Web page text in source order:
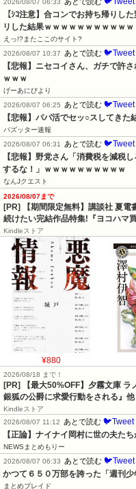
【ｼｺ注意】合コンでお持ち帰りし
リした結果ｗｗｗｗｗｗｗｗｗｗｗ
えっ!?またここのサイト?
2026/08/07 10:37
あとで読む 🐦Tweet
【悲報】ニセコイさん、ガチで許
ｗｗｗ
げーあにびより
2026/08/07 06:25
あとで読む 🐦Tweet
【悲報】パパ活でセッ○スしてき
バズッター速報
2026/08/07 06:31
あとで読む 🐦Tweet
【悲報】野党さん「消費税を減税
するな！」ｗｗｗｗｗｗｗｗｗｗ
なんJクエスト
2026/08/07まで
[PR] 【期間限定無料】講談社 夏電
続けたい完結作品特集!『ヨコハマ
Kindleストア
¥880
2026/08/18 まで！
[PR] 【最大50%OFF】夕霧文庫 ラ
銀狐の公爵に求愛行動をされる』他
Kindleストア
2026/08/07 11:12
あとで読む 🐦Tweet
【正論】ナイナイ岡村に世の夫た
NEWSまとめもりー
2026/08/07 06:33
あとで読む 🐦Tweet
かつて６５０万部を誇った「週刊
まとめブレイド